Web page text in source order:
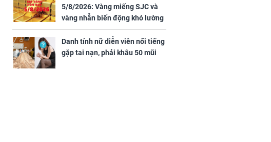
5/8/2026: Vàng miếng SJC và
vàng nhẫn biến động khó lường
Danh tính nữ diễn viên nổi tiếng
gặp tai nạn, phải khâu 50 mũi